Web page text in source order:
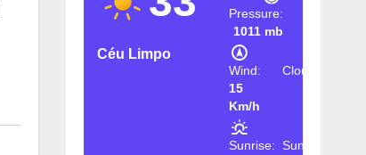
Céu Limpo
Pressure:
1011 mb
Wind:
15
Km/h
Clouds:
Sunrise:
Sunset: